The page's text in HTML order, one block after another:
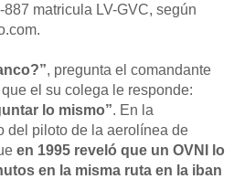
matricula LV-GVC, según
, pregunta el comandante
el su colega le responde:
lo mismo”. En la
del piloto de la aerolínea de
en 1995 reveló que un OVNI lo
en la misma ruta en la iban